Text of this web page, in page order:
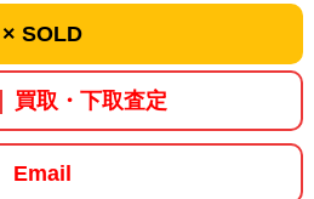
× SOLD
買取・下取査定
Email